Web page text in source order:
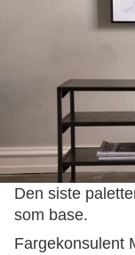
Den siste
som base.
Fargekonsulent